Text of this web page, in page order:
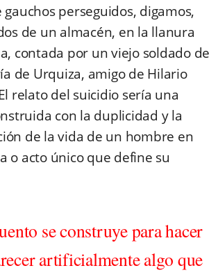
perseguidos, digamos,
de un almacén, en la llanura
contada por un viejo soldado de
de Urquiza, amigo de Hilario
relato del suicidio sería una
con la duplicidad y la
de la vida de un hombre en
o acto único que define su
se construye para hacer
artificialmente algo que